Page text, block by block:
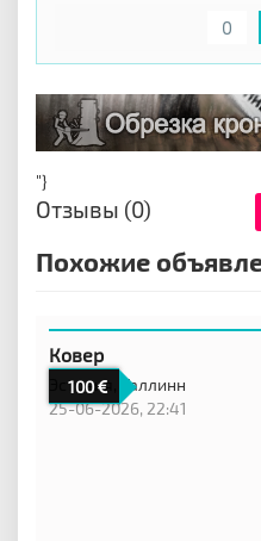
0
"}
Отзывы (0)
Похожие
100
Ковер
Эстония,
Таллинн
25-06-2026, 22:41